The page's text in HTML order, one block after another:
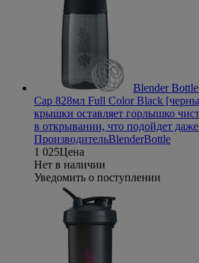
Blender
Cap 828мл Full Color Black
крышки оставляет горлышко
в открывании, что подойдет
ПроизводительBlenderBottle
1 025Цена
Нет в наличии
Уведомить о поступлении